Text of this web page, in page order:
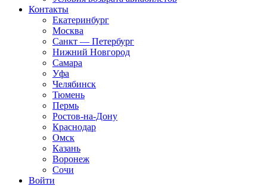
Контакты
Екатеринбург
Москва
Санкт — Петербург
Нижний Новгород
Самара
Уфа
Челябинск
Тюмень
Пермь
Ростов-на-Дону
Краснодар
Омск
Казань
Воронеж
Сочи
Войти